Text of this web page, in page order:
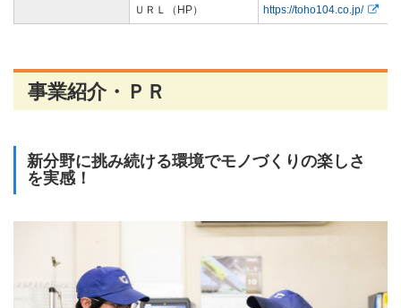
ＵＲＬ（HP） https://toho104.co.jp/
事業紹介・ＰＲ
新分野に挑み続ける環境でモノづくりの楽しさ
を実感！